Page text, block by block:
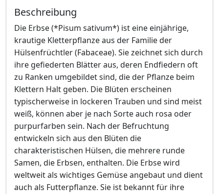
Beschreibung
Die Erbse (*Pisum sativum*) ist eine einjährige,
krautige Kletterpflanze aus der Familie der
Hülsenfrüchtler (Fabaceae). Sie zeichnet sich durch
ihre gefiederten Blätter aus, deren Endfiedern oft
zu Ranken umgebildet sind, die der Pflanze beim
Klettern Halt geben. Die Blüten erscheinen
typischerweise in lockeren Trauben und sind meist
weiß, können aber je nach Sorte auch rosa oder
purpurfarben sein. Nach der Befruchtung
entwickeln sich aus den Blüten die
charakteristischen Hülsen, die mehrere runde
Samen, die Erbsen, enthalten. Die Erbse wird
weltweit als wichtiges Gemüse angebaut und dient
auch als Futterpflanze. Sie ist bekannt für ihre